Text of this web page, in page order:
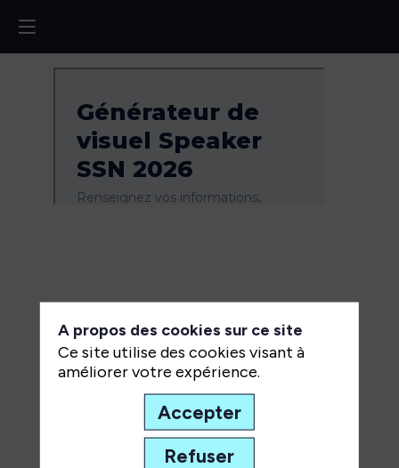
A propos des cookies sur ce site
Ce site utilise des cookies visant à
améliorer votre expérience.
Accepter
Refuser